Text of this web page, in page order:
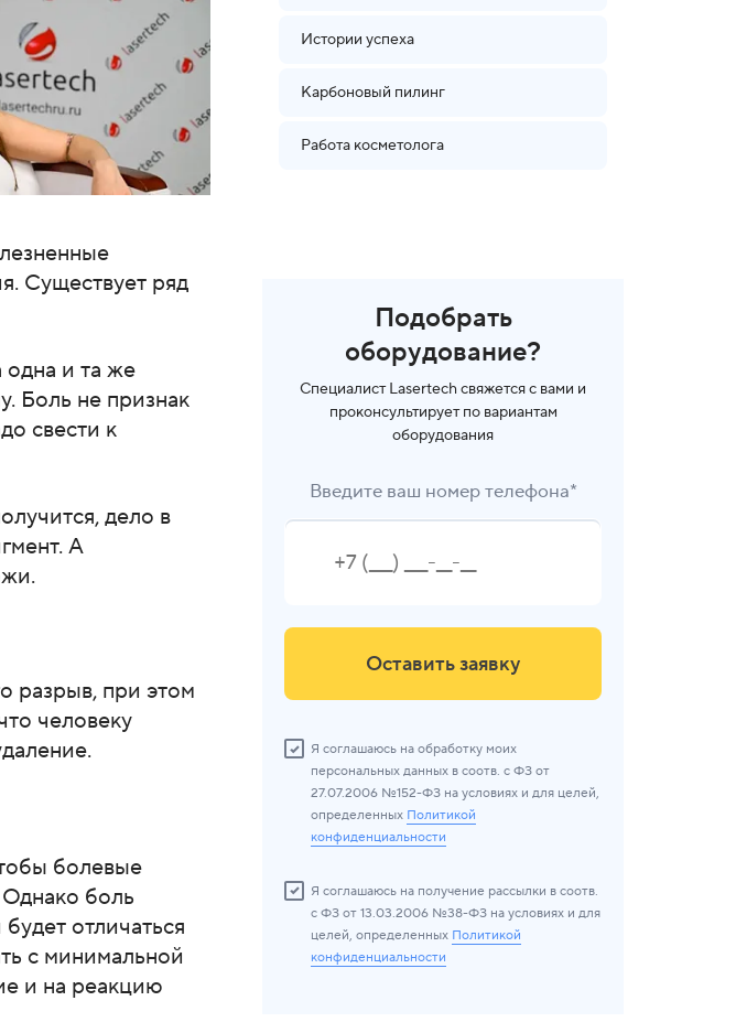
Существует ряд
одна и та же
Боль не признак
свести к
дело в
А
разрыв, при этом
человеку
болевые
боль
отличаться
с минимальной
и на реакцию
Истории успеха
Карбоновый пилинг
Работа косметолога
Подобрать
оборудование?
Специалист Lasertech свяжется с вами и
проконсультирует по вариантам
оборудования
Введите ваш номер телефона*
Оставить заявку
Я соглашаюсь на обработку моих
персональных данных в соотв. с ФЗ от
27.07.2006 №152-ФЗ на условиях и для целей,
определенных Политикой
конфиденциальности
Я соглашаюсь на получение рассылки в соотв.
с ФЗ от 13.03.2006 №38-ФЗ на условиях и для
целей, определенных Политикой
конфиденциальности